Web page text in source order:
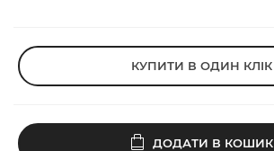
КУПИТИ В ОДИН КЛІК
ДОДАТИ В КОШИК